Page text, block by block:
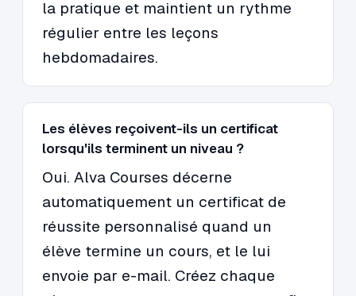
la pratique et maintient un rythme
régulier entre les leçons
hebdomadaires.
Les élèves reçoivent-ils un certificat
lorsqu'ils terminent un niveau ?
Oui. Alva Courses décerne
automatiquement un certificat de
réussite personnalisé quand un
élève termine un cours, et le lui
envoie par e-mail. Créez chaque